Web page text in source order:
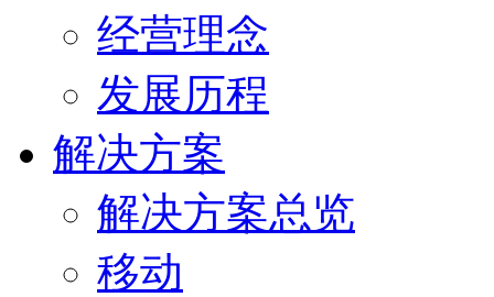
经营理念
发展历程
解决方案
解决方案总览
移动